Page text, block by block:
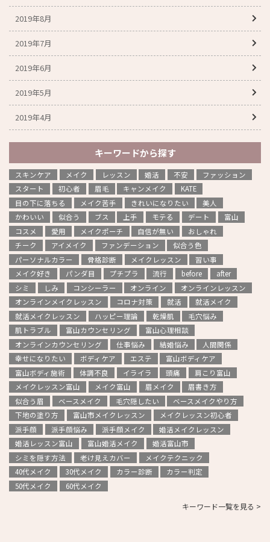
2019年8月
2019年7月
2019年6月
2019年5月
2019年4月
キーワードから探す
スキンケア メイク レッスン 婚活 不安
ファッション
スタート
初心者 眉毛 キャンメイク
KATE
目の下に落ちる
メイク苦手 きれいになりたい
美人
かわいい
似合う ブス 上手 モテる デート
富山
コスメ
愛用 メイクポーチ 自信が無い
おしゃれ
チーク
アイメイク ファンデーション
似合う色
パーソナルカラー
骨格診断 メイクレッスン
習い事
メイク好き
パンダ目 プチプラ 流行 before
after
シミ
しみ コンシーラー オンライン
オンラインレッスン
オンラインメイクレッスン
コロナ対策 就活
就活メイク
就活メイクレッスン
ハッピー理論 乾燥肌
毛穴悩み
肌トラブル
富山カウンセリング
富山心理相談
オンラインカウンセリング
仕事悩み 結婚悩み
人間関係
幸せになりたい
ボディケア エステ
富山ボディケア
富山ボディ施術
体調不良 イライラ 頭痛
肩こり富山
メイクレッスン富山
メイク富山 眉メイク
眉書き方
似合う眉
ベースメイク 毛穴隠したい
ベースメイクやり方
下地の塗り方
富山市メイクレッスン
メイクレッスン初心者
派手顔
派手顔悩み 派手顔メイク
婚活メイクレッスン
婚活レッスン富山
富山婚活メイク
婚活富山市
シミを隠す方法
老け見えカバー
メイクテクニック
40代メイク
30代メイク カラー診断
カラー判定
50代メイク
60代メイク
キーワード一覧を見る >